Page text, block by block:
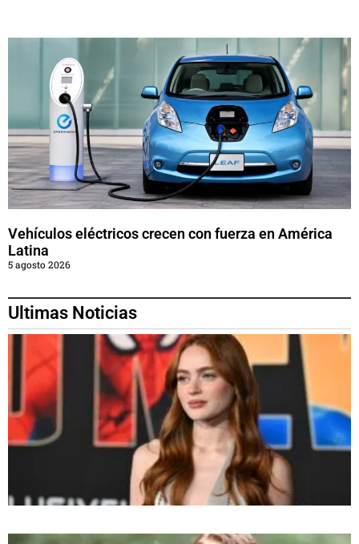
Vehículos eléctricos crecen con fuerza en América
Latina
5 agosto 2026
Ultimas Noticias